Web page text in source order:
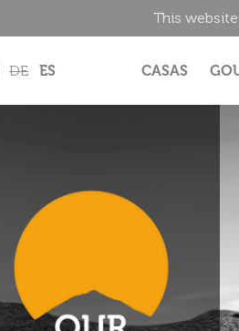
This
DE ES CASAS